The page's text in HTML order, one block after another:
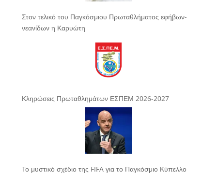
Στον τελικό του Παγκόσμιου Πρωταθλήματος εφήβων-
νεανίδων η Καρυώτη
Κληρώσεις Πρωταθλημάτων ΕΣΠΕΜ 2026-2027
Το μυστικό σχέδιο της FIFA για το Παγκόσμιο Κύπελλο